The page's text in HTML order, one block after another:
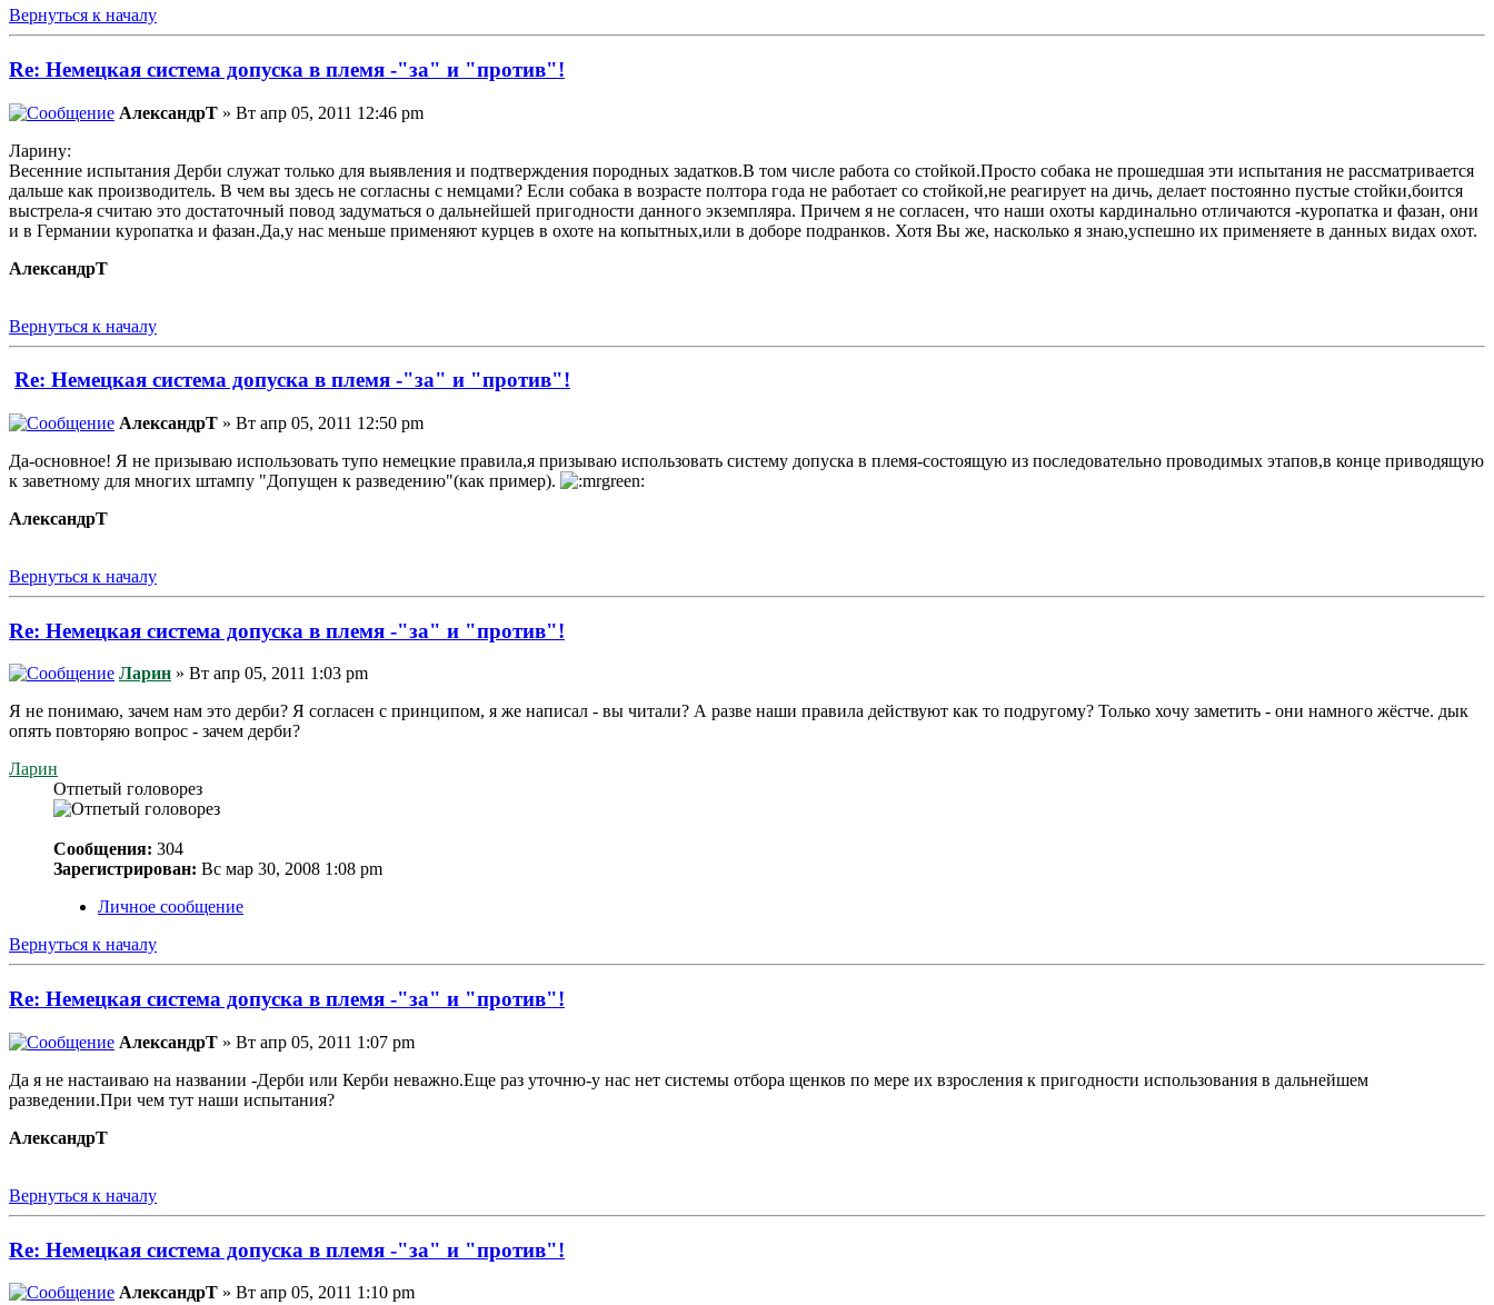
Вернуться к началу
Re: Немецкая система допуска в племя -"за" и "против"!
АлександрТ » Вт апр 05, 2011 12:46 pm
Ларину:
Весенние испытания Дерби служат только для выявления и подтверждения породных задатков.В том числе работа со стойкой.Просто собака не прошедшая эти испытания не рассматривается
дальше как производитель. В чем вы здесь не согласны с немцами? Если собака в возрасте полтора года не работает со стойкой,не реагирует на дичь, делает постоянно пустые стойки,боится
выстрела-я считаю это достаточный повод задуматься о дальнейшей пригодности данного экземпляра. Причем я не согласен, что наши охоты кардинально отличаются -куропатка и фазан, они
и в Германии куропатка и фазан.Да,у нас меньше применяют курцев в охоте на копытных,или в доборе подранков. Хотя Вы же, насколько я знаю,успешно их применяете в данных видах охот.
АлександрТ
Вернуться к началу
Re: Немецкая система допуска в племя -"за" и "против"!
АлександрТ » Вт апр 05, 2011 12:50 pm
Да-основное! Я не призываю использовать тупо немецкие правила,я призываю использовать систему допуска в племя-состоящую из последовательно проводимых этапов,в конце приводящую
к заветному для многих штампу "Допущен к разведению"(как пример).
АлександрТ
Вернуться к началу
Re: Немецкая система допуска в племя -"за" и "против"!
Ларин » Вт апр 05, 2011 1:03 pm
Я не понимаю, зачем нам это дерби? Я согласен с принципом, я же написал - вы читали? А разве наши правила действуют как то подругому? Только хочу заметить - они намного жёстче. дык
опять повторяю вопрос - зачем дерби?
Ларин
Отпетый головорез
Сообщения: 304
Зарегистрирован: Вс мар 30, 2008 1:08 pm
Личное сообщение
Вернуться к началу
Re: Немецкая система допуска в племя -"за" и "против"!
АлександрТ » Вт апр 05, 2011 1:07 pm
Да я не настаиваю на названии -Дерби или Керби неважно.Еще раз уточню-у нас нет системы отбора щенков по мере их взросления к пригодности использования в дальнейшем
разведении.При чем тут наши испытания?
АлександрТ
Вернуться к началу
Re: Немецкая система допуска в племя -"за" и "против"!
АлександрТ » Вт апр 05, 2011 1:10 pm